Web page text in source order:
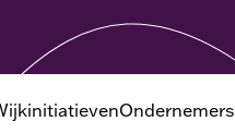
Ondernemers